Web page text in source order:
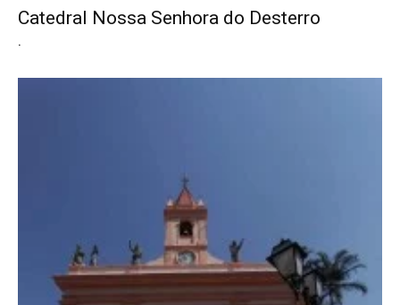
Catedral Nossa Senhora do Desterro
.